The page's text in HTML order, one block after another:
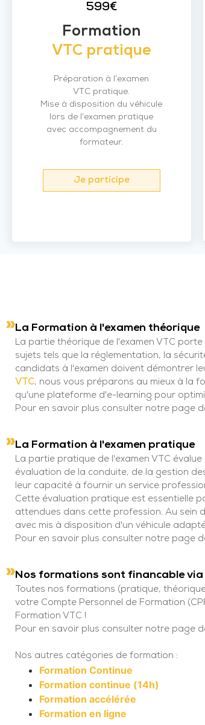
599€
Formation
VTC pratique
Préparation à l’examen
VTC pratique.
Mise à disposition du véhicule
lors de l’examen pratique
avec accompagnement du
formateur.
Je participe
La Formation à l'examen théorique
La partie théorique de l'examen VTC
sujets tels que la réglementation, la
candidats à l'examen doivent démontrer
VTC, nous vous préparons au mieux à la
qu'une plateforme d'e-learning pour
Pour en savoir plus consulter notre page
La Formation à l'examen pratique
La partie pratique de l'examen VTC
évaluation de la conduite, de la gestion
leur capacité à fournir un service
Cette évaluation pratique est essentielle
attendues dans cette profession. Au sein
avec mis à disposition d'un véhicule
Pour en savoir plus consulter notre page
Nos formations sont financable via
Toutes nos formations (pratique,
votre Compte Personnel de Formation
Formation VTC !
Pour en savoir plus consulter notre page
Nos autres catégories de formation :
Formation Continue
Formation continue (14h)
Formation accélérée
Formation en ligne